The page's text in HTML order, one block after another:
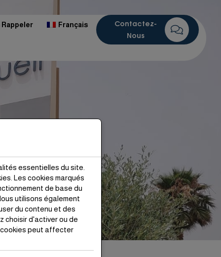
Rappeler Français
Contactez-
Nous
essentielles du site.
Les cookies marqués
de base du
utilisons également
du contenu et des
choisir d'activer ou de
cookies peut affecter